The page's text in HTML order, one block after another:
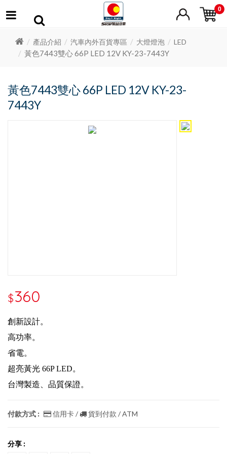
0
產品介紹 汽車內外百貨專區 大燈燈泡 LED
黃色7443雙心 66P LED 12V KY-23-7443Y
黃色7443雙心 66P LED 12V KY-23-
7443Y
$360
創新設計。
高功率。
省電。
超亮黃光 66P LED。
台灣製造、品質保證。
付款方式 : 信用卡 / 貨到付款 / ATM
分享 :